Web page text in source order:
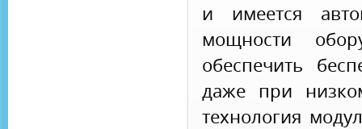
и имеется
мощности
обеспечить
даже при
технология